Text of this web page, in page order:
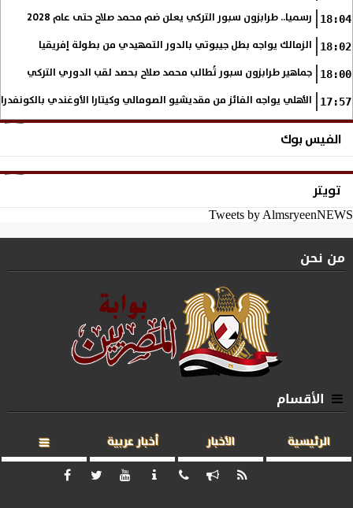
18:04 رسميا.. طرابزون سبور التركي يعلن ضم محمد صلاح حتى عام 2028
18:02 الزمالك يواجه بطل جيبوتي بالدور التمهيدي من بطولة إفريقيا
18:00 جماهير طرابزون سبور تُطالب محمد صلاح بحصد لقب الدوري التركي
17:57 الأهلي يواجه الفائز من مقديشيو الصومالي وكيتارا الأوغندي
الفيس بوك
تويتر
Tweets by AlmsryeenNEWS
من نحن
الأقسام
الرئيسية الأخبار أخبار عربية